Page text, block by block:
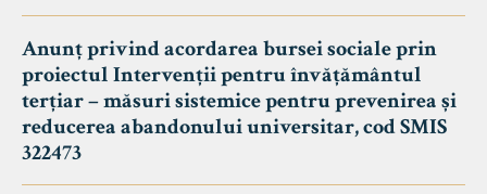
Anunț privind acordarea bursei sociale prin
proiectul Intervenții pentru învățământul
terțiar – măsuri sistemice pentru prevenirea și
reducerea abandonului universitar, cod SMIS
322473